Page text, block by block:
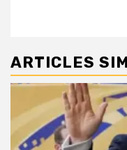
ARTICLES